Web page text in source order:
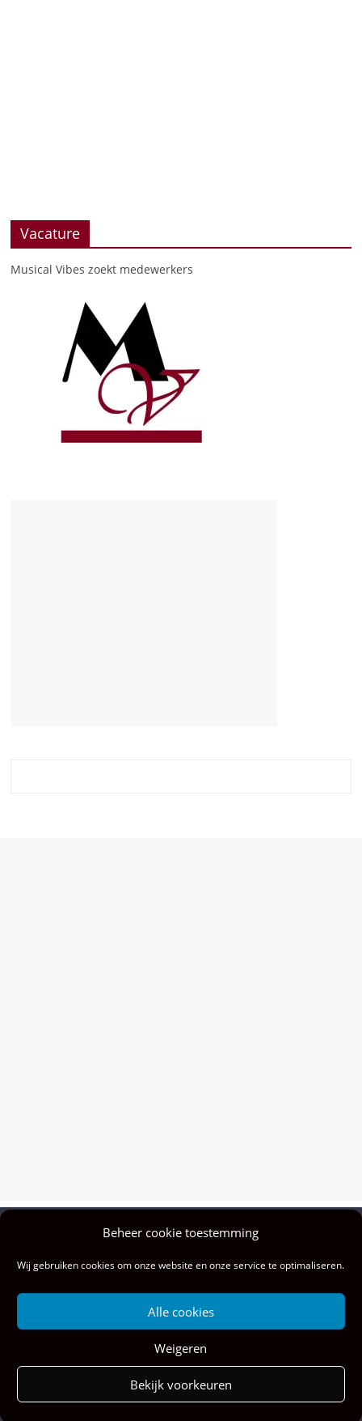
Beheer cookie toestemming
Wij gebruiken cookies om onze website en onze service te optimaliseren.
Alle cookies
Weigeren
Bekijk voorkeuren
Vacature
Musical Vibes zoekt medewerkers
gebruiken, ga je akkoord met het gebruik hiervan.
Wil je meer weten, ook over hoe je cookies kunt beheren, kijk dan hier: